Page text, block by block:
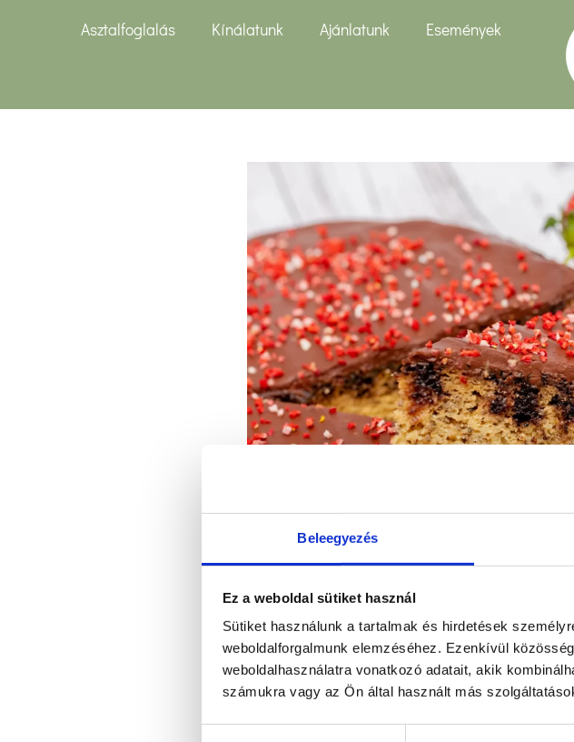
Beleegyezés
Ez a weboldal sütiket használ
Sütiket használunk a tartalmak és hirdetések
weboldalforgalmunk elemzéséhez. Ezenkívül
weboldalhasználatra vonatkozó adatait, akik
számukra vagy az Ön által használt más
Asztalfoglalás Kínálatunk Ajánlatunk Események
Gluténmentes